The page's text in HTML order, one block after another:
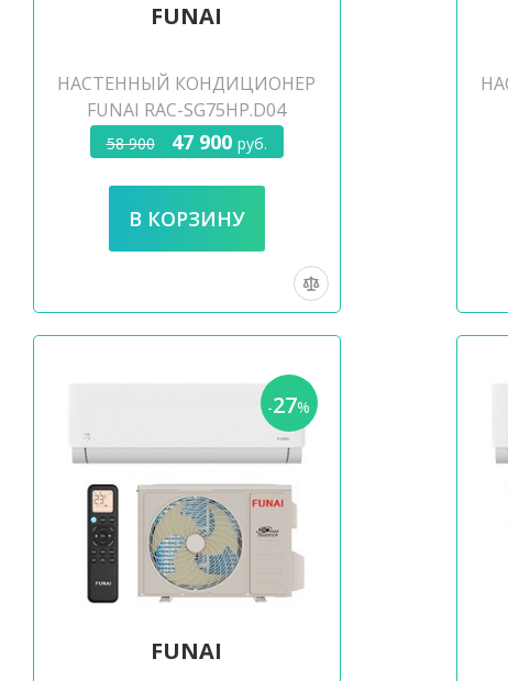
FUNAI
НАСТЕННЫЙ КОНДИЦИОНЕР
FUNAI RAC-SG75HP.D04
58 900 47 900 руб.
-27%
FUNAI